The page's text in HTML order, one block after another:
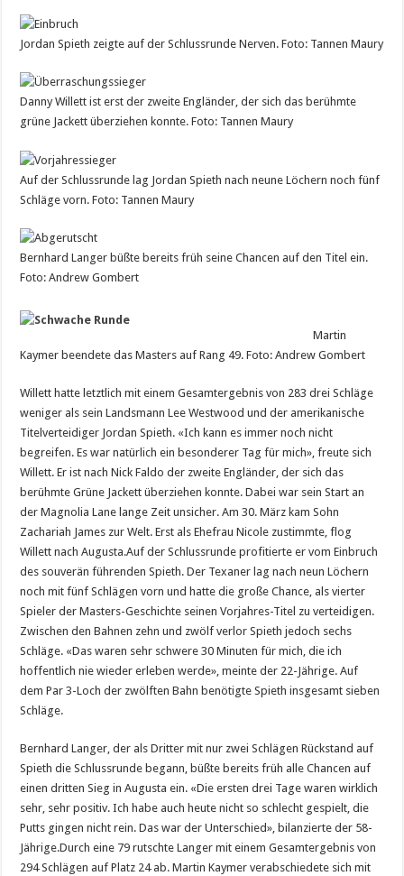
Jordan Spieth zeigte auf der Schlussrunde Nerven. Foto: Tannen Maury
Danny Willett ist erst der zweite Engländer, der sich das berühmte
grüne Jackett überziehen konnte. Foto: Tannen Maury
Auf der Schlussrunde lag Jordan Spieth nach neune Löchern noch fünf
Schläge vorn. Foto: Tannen Maury
Bernhard Langer büßte bereits früh seine Chancen auf den Titel ein.
Foto: Andrew Gombert
Martin
Kaymer beendete das Masters auf Rang 49. Foto: Andrew Gombert
Willett hatte letztlich mit einem Gesamtergebnis von 283 drei Schläge
weniger als sein Landsmann Lee Westwood und der amerikanische
Titelverteidiger Jordan Spieth. «Ich kann es immer noch nicht
begreifen. Es war natürlich ein besonderer Tag für mich», freute sich
Willett. Er ist nach Nick Faldo der zweite Engländer, der sich das
berühmte Grüne Jackett überziehen konnte. Dabei war sein Start an
der Magnolia Lane lange Zeit unsicher. Am 30. März kam Sohn
Zachariah James zur Welt. Erst als Ehefrau Nicole zustimmte, flog
Willett nach Augusta.Auf der Schlussrunde profitierte er vom Einbruch
des souverän führenden Spieth. Der Texaner lag nach neun Löchern
noch mit fünf Schlägen vorn und hatte die große Chance, als vierter
Spieler der Masters-Geschichte seinen Vorjahres-Titel zu verteidigen.
Zwischen den Bahnen zehn und zwölf verlor Spieth jedoch sechs
Schläge. «Das waren sehr schwere 30 Minuten für mich, die ich
hoffentlich nie wieder erleben werde», meinte der 22-Jährige. Auf
dem Par 3-Loch der zwölften Bahn benötigte Spieth insgesamt sieben
Schläge.
Bernhard Langer, der als Dritter mit nur zwei Schlägen Rückstand auf
Spieth die Schlussrunde begann, büßte bereits früh alle Chancen auf
einen dritten Sieg in Augusta ein. «Die ersten drei Tage waren wirklich
sehr, sehr positiv. Ich habe auch heute nicht so schlecht gespielt, die
Putts gingen nicht rein. Das war der Unterschied», bilanzierte der 58-
Jährige.Durch eine 79 rutschte Langer mit einem Gesamtergebnis von
294 Schlägen auf Platz 24 ab. Martin Kaymer verabschiedete sich mit